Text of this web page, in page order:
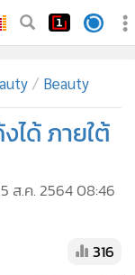
Beauty
ได้ ภายใต้
ส.ค. 2564 08:46
316